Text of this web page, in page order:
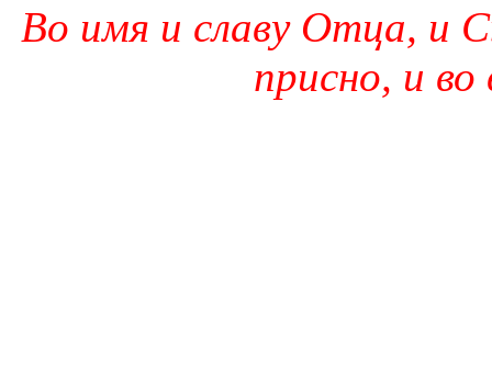
Во имя и славу Отца, и
присно, и во